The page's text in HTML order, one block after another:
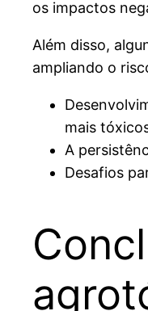
os impactos
Além disso,
ampliando o
mais
A
Desafios